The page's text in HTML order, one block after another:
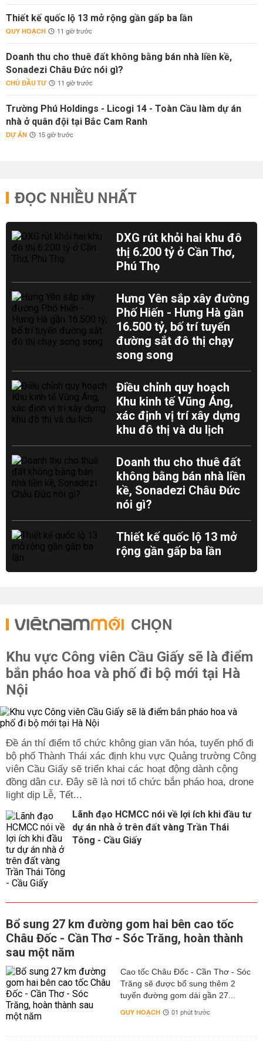
Thiết kế quốc lộ 13 mở rộng gần gấp ba lần
QUY HOẠCH 11 giờ trước
Doanh thu cho thuê đất không bằng bán nhà liền kề,
Sonadezi Châu Đức nói gì?
CHỦ ĐẦU TƯ 11 giờ trước
Trường Phú Holdings - Licogi 14 - Toàn Cầu làm dự án
nhà ở quân đội tại Bắc Cam Ranh
DỰ ÁN 15 giờ trước
ĐỌC NHIỀU NHẤT
DXG rút khỏi hai khu đô
thị 6.200 tỷ ở Cần Thơ,
Phú Thọ
Hưng Yên sắp xây đường
Phố Hiến - Hưng Hà gần
16.500 tỷ, bố trí tuyến
đường sắt đô thị chạy
song song
Điều chỉnh quy hoạch
Khu kinh tế Vũng Áng,
xác định vị trí xây dựng
khu đô thị và du lịch
Doanh thu cho thuê đất
không bằng bán nhà liền
kề, Sonadezi Châu Đức
nói gì?
Thiết kế quốc lộ 13 mở
rộng gần gấp ba lần
CHỌN
Khu vực Công viên Cầu Giấy sẽ là điểm
bắn pháo hoa và phố đi bộ mới tại Hà
Nội
Đề án thí điểm tổ chức không gian văn hóa, tuyến phố đi
bộ phố Thành Thái xác định khu vực Quảng trường Công
viên Cầu Giấy sẽ triển khai các hoạt động dành cộng
đồng dân cư. Đây sẽ là nơi tổ chức bắn pháo hoa, drone
light dịp Lễ, Tết...
Lãnh đạo HCMCC nói về lợi ích khi đầu tư
dự án nhà ở trên đất vàng Trần Thái
Tông - Cầu Giấy
Bổ sung 27 km đường gom hai bên cao tốc
Châu Đốc - Cần Thơ - Sóc Trăng, hoàn thành
sau một năm
Cao tốc Châu Đốc - Cần Thơ - Sóc
Trăng sẽ được bổ sung thêm 2
tuyến đường gom dài gần 27...
QUY HOẠCH 01 phút trước